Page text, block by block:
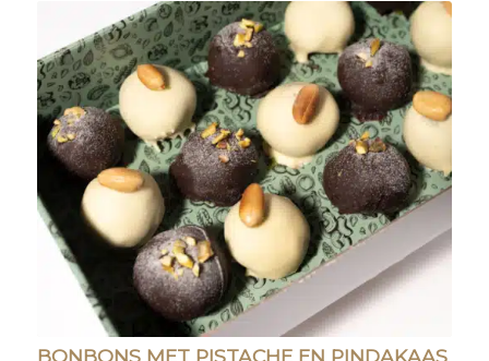
BONBONS MET PISTACHE EN PINDAKAAS